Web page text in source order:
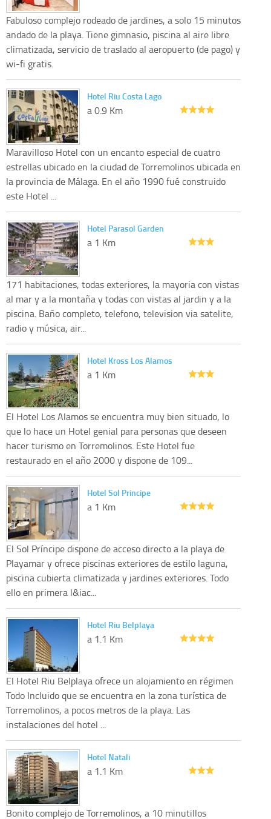
Fabuloso complejo rodeado de jardines, a solo 15 minutos
andado de la playa. Tiene gimnasio, piscina al aire libre
climatizada, servicio de traslado al aeropuerto (de pago) y
wi-fi gratis.
Hotel Riu Costa Lago
a 0.9 Km
Maravilloso Hotel con un encanto especial de cuatro
estrellas ubicado en la ciudad de Torremolinos ubicada en
la provincia de Málaga. En el año 1990 fué construido
este Hotel ...
Hotel Parasol Garden
a 1 Km
171 habitaciones, todas exteriores, la mayoria con vistas
al mar y a la montaña y todas con vistas al jardin y a la
piscina. Baño completo, telefono, television via satelite,
radio y música, air...
Hotel Kross Los Alamos
a 1 Km
El Hotel Los Alamos se encuentra muy bien situado, lo
que lo hace un Hotel genial para personas que deseen
hacer turismo en Torremolinos. Este Hotel fue
restaurado en el año 2000 y dispone de 109...
Hotel Sol Principe
a 1 Km
El Sol Príncipe dispone de acceso directo a la playa de
Playamar y ofrece piscinas exteriores de estilo laguna,
piscina cubierta climatizada y jardines exteriores. Todo
ello en primera l&iac...
Hotel Riu Belplaya
a 1.1 Km
El Hotel Riu Belplaya ofrece un alojamiento en régimen
Todo Incluido que se encuentra en la zona turística de
Torremolinos, a pocos metros de la playa. Las
instalaciones del hotel ...
Hotel Natali
a 1.1 Km
Bonito complejo de Torremolinos, a 10 minutillos